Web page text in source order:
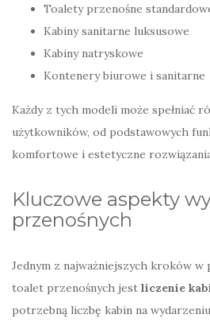
Toalety przenośne
Kabiny sanitarne luksusowe
Kabiny natryskowe
Kontenery biurowe i sanitarne
Każdy z tych modeli może spełniać
użytkowników, od podstawowych
komfortowe i estetyczne
Kluczowe aspekty
przenośnych
Jednym z najważniejszych kroków w
toalet przenośnych jest liczenie
potrzebną liczbę kabin na